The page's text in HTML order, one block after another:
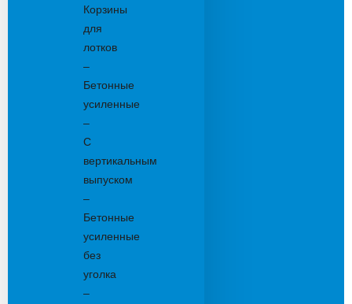
Корзины
для
лотков
–
Бетонные
усиленные
–
С
вертикальным
выпуском
–
Бетонные
усиленные
без
уголка
–